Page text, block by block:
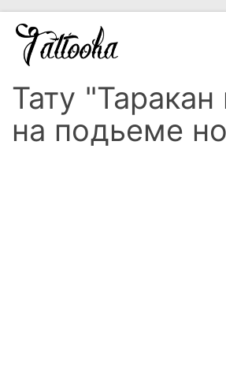
Тату "Таракан
на подьеме